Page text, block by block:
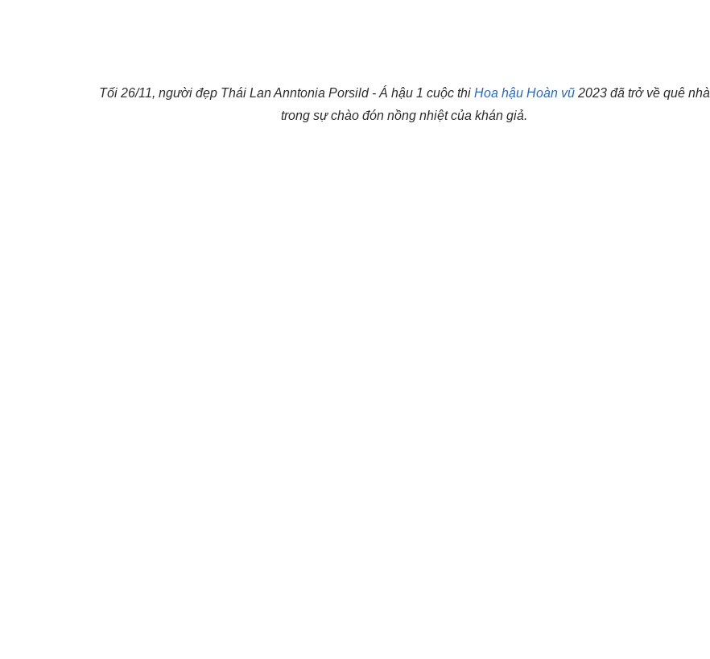
Tối 26/11, người đẹp Thái Lan Anntonia Porsild - Á hậu 1 cuộc thi Hoa hậu Hoàn vũ2023 đã trở về quê nhà
trong sự chào đón nồng nhiệt của khán giả.